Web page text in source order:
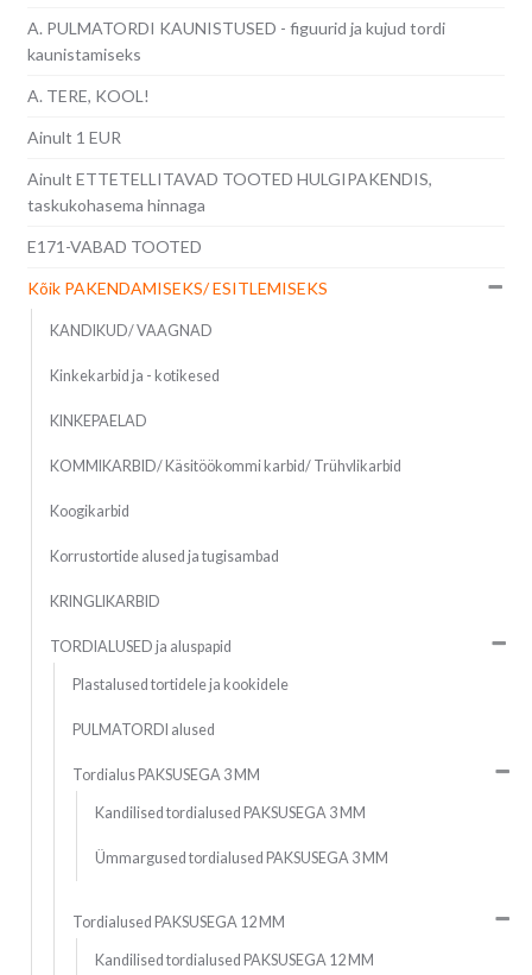
A. PULMATORDI KAUNISTUSED - figuurid ja kujud tordi
kaunistamiseks
A. TERE, KOOL!
Ainult 1 EUR
Ainult ETTETELLITAVAD TOOTED HULGIPAKENDIS,
taskukohasema hinnaga
E171-VABAD TOOTED
Kõik PAKENDAMISEKS/ ESITLEMISEKS
KANDIKUD/ VAAGNAD
Kinkekarbid ja - kotikesed
KINKEPAELAD
KOMMIKARBID/ Käsitöökommi karbid/ Trühvlikarbid
Koogikarbid
Korrustortide alused ja tugisambad
KRINGLIKARBID
TORDIALUSED ja aluspapid
Plastalused tortidele ja kookidele
PULMATORDI alused
Tordialus PAKSUSEGA 3 MM
Kandilised tordialused PAKSUSEGA 3 MM
Ümmargused tordialused PAKSUSEGA 3 MM
Tordialused PAKSUSEGA 12 MM
Kandilised tordialused PAKSUSEGA 12 MM